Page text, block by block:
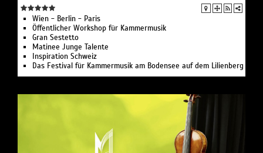
Wien - Berlin - Paris
Öffentlicher Workshop für Kammermusik
Gran Sestetto
Matinee Junge Talente
Inspiration Schweiz
Das Festival für Kammermusik am Bodensee auf dem Lilienberg